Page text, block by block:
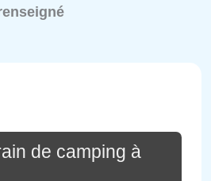
de camping à